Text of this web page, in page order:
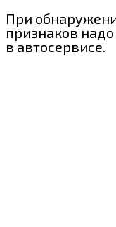
При
признаков
в автосервисе.